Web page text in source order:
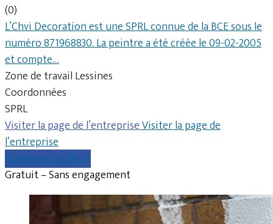
(0)
L’Chvi Decoration est une SPRL connue de la BCE sous le
numéro 871968830. La peintre a été créée le 09-02-2005
et compte…
Zone de travail Lessines
Coordonnées
SPRL
Visiter la page de l’entrepriseVisiter la page de
l’entreprise
Comparer les devis
Gratuit – Sans engagement